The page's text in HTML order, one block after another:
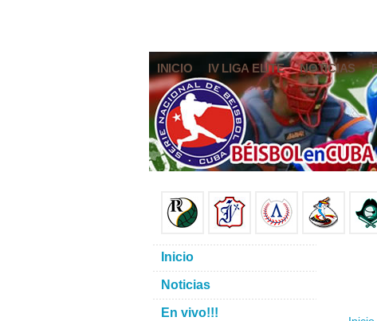
INICIO IV LIGA ELITE NOTICIAS
Inicio
Noticias
En vivo!!!